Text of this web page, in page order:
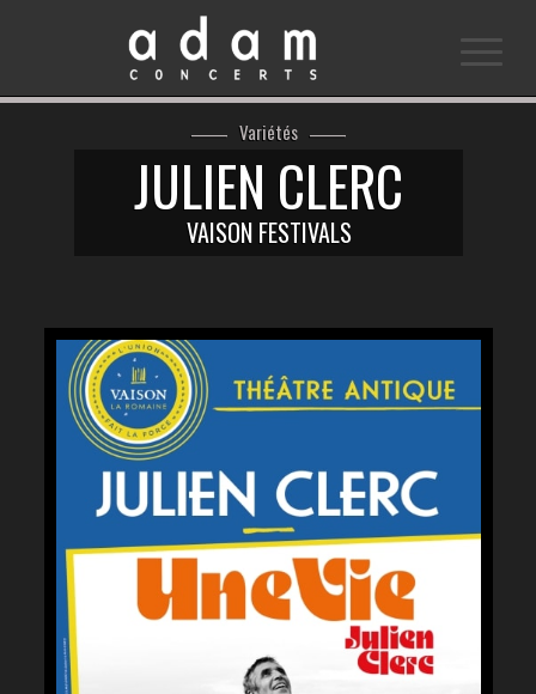
Variétés
JULIEN CLERC
VAISON FESTIVALS